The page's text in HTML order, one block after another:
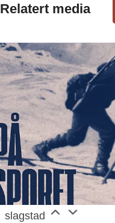
og samfunn
Relatert media
slagstad